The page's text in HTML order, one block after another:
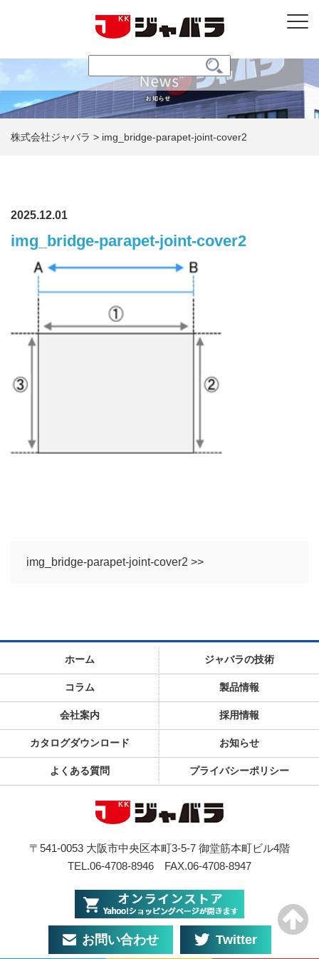
株式会社ジャバラ > img_bridge-parapet-joint-cover2
2025.12.01
img_bridge-parapet-joint-cover2
img_bridge-parapet-joint-cover2 >>
ホーム ジャバラの技術
コラム 製品情報
会社案内 採用情報
カタログダウンロード お知らせ
よくある質問 プライバシーポリシー
〒541-0053 大阪市中央区本町3-5-7 御堂筋本町ビル4階
TEL.06-4708-8946 FAX.06-4708-8947
お問い合わせ Twitter